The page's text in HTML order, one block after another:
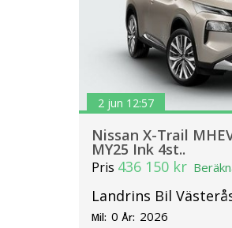
2 jun 12:57
Nissan X-Trail
MY25 Ink 4st..
Pris 436 150 kr
Landrins Bil
Mil: 0 År: 2026